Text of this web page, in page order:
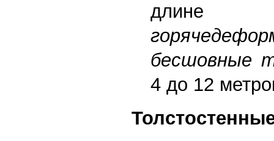
бесшовные
4 до 12